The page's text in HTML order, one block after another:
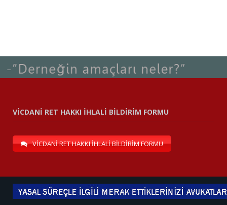
VİCDANİ RET HAKKI İHLALİ BİLDİRİM FORMU
VİCDANİ RET HAKKI İHLALİ BİLDİRİM FORMU